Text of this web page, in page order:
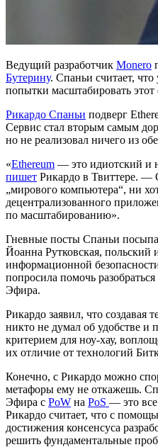
Ведущий разработчик Monero
Бутерину. Спаньи считает,
попытки масштабировать
Рикардо Спаньи подверг
Сервис стал вторым самым
но не реализовал ничего из
«Ethereum — это идиотский и
пишет Рикардо в Твиттере. —
„мирового компьютера“, ни
децентрализованного
по масштабированию».
Гневные посты Спаньи
Йоанна Рутковская, польский
информационной
попросила помочь
Эфира.
Рикардо заявил, что создавая
никто не думал об удобстве и
критерием для ноу-хау,
их отличие от технологий
Конечно, с Рикардо можно
метафоры ему не откажешь.
Эфира с PoW на PoS — это все
Рикардо считает, что с
достижения консенсуса
решить фундаментальные